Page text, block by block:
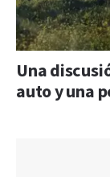
Una
auto y una